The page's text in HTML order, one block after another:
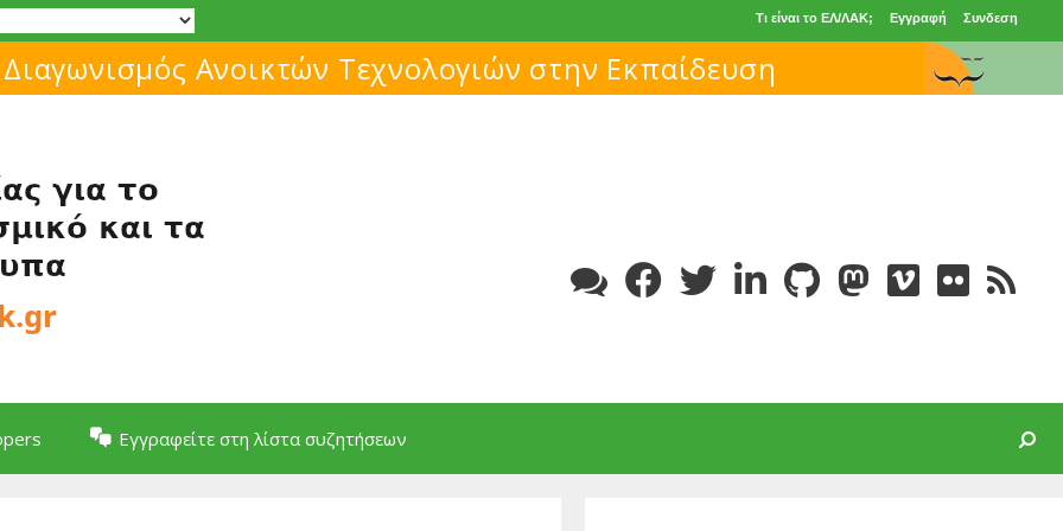
Τι είναι το ΕΛ/ΛΑΚ; Εγγραφή Συνδεση
Ανοικτών Τεχνολογιών στην Εκπαίδευση
Εγγραφείτε στη λίστα συζητήσεων Search